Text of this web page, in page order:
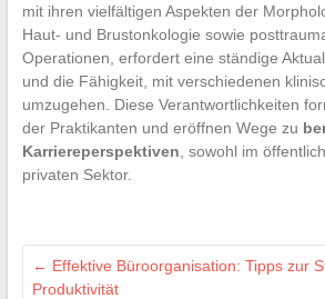
mit ihren vielfältigen Aspekten der
Haut- und Brustonkologie sowie
Operationen, erfordert eine ständige
und die Fähigkeit, mit verschiedenen
umzugehen. Diese Verantwortlichkeiten
der Praktikanten und eröffnen Wege zu
Karriereperspektiven , sowohl im
privaten Sektor.
← Effektive Büroorganisation: Tipps zur
Produktivität